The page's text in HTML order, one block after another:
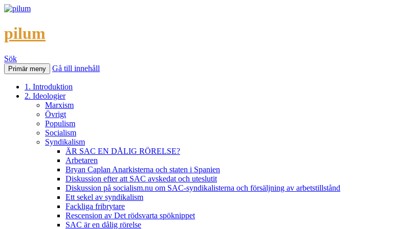
pilum
Sök
Primär meny Gå till innehåll
1. Introduktion
2. Ideologier
Marxism
Övrigt
Populism
Socialism
Syndikalism
ÄR SAC EN DÅLIG RÖRELSE?
Arbetaren
Bryan Caplan Anarkisterna och staten i Spanien
Diskussion efter att SAC avskedat och uteslutit
Diskussion på socialism.nu om SAC-syndikalisterna och försäljning av arbetstillstånd
Ett sekel av syndikalism
Fackliga fribrytare
Rescension av Det rödsvarta spöknippet
SAC är en dålig rörelse